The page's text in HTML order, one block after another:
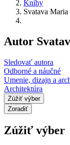
Knihy
Svatava
Autor
Sledovať autora
Odborné a náučné
Umenie, dizajn a
Architektúra
Zúžiť výber
Zoradiť
Zúžiť výber